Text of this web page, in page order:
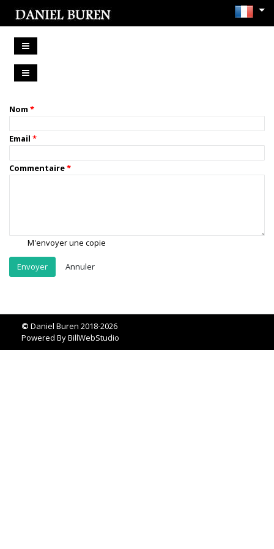
Nom
Email
Commentaire
M'envoyer une copie
Annuler
© Daniel Buren 2018-2026
Powered ByBillWebStudio